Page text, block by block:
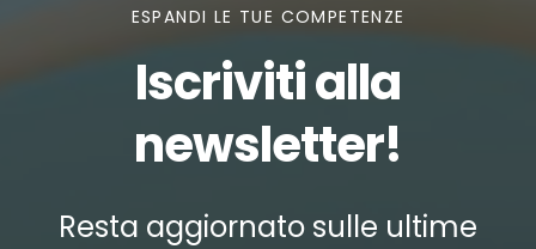
ESPANDI LE TUE COMPETENZE
Iscriviti alla
newsletter!
Resta aggiornato sulle ultime